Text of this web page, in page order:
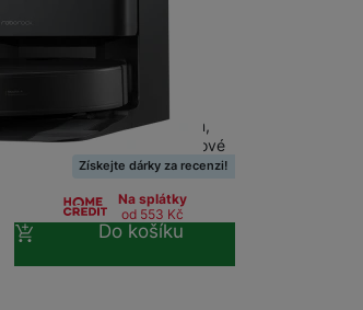
Black
Získejte dárky za recenzi!
vysavač s mopem,
Pa HyperForce pro hloubkové
• Duální…
Na splátky
od 553 Kč
Do košíku